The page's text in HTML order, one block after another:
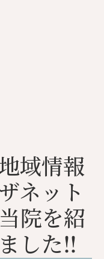
域情報
ネット
院を紹
した‼️